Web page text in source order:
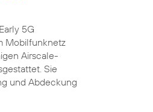
5G
Mobilfunknetz
Airscale-
Sie
und Abdeckung